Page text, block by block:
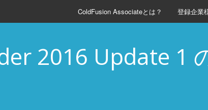
ColdFusion Associateとは？ 登録企業
2016 Update 1